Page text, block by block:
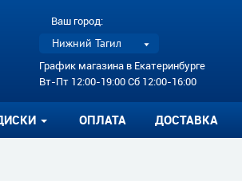
Ваш город:
Нижний Тагил
График магазина в Екатеринбурге
Вт-Пт 12:00-19:00 Сб 12:00-16:00
ОПЛАТА ДОСТАВКА